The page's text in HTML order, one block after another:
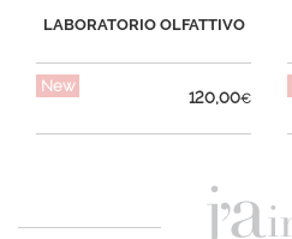
LABORATORIO OLFATTIVO
New
120,00€